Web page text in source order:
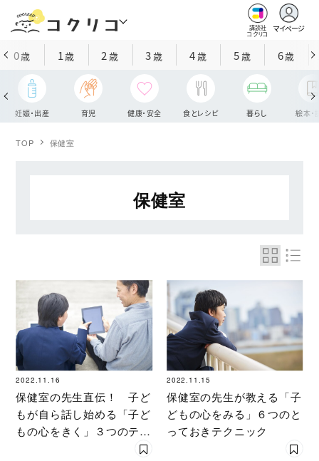
講談社
コクリコ
マイページ
0歳 1歳 2 歳 3歳 4歳 5歳 6歳
妊娠・出産 育児 健康・安全 食とレシピ 暮らし 絵本・
TOP 保健室
保健室
2022.11.16
保健室の先生直伝！ 子ど
もが自ら話し始める「子ど
もの心をきく」３つのテク
2022.11.15
保健室の先生が教える「子
どもの心をみる」６つのと
っておきテクニック